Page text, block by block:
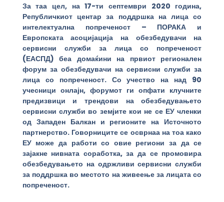
За таа цел, на 17-ти септември 2020 година,
Републичкиот центар за поддршка на лица со
интелектуална попреченост – ПОРАКА и
Европската асоцијација на обезбедувачи на
сервисни служби за лица со попреченост
(ЕАСПД) беа домаќини на првиот регионален
форум за обезбедувачи на сервисни служби за
лица со попреченост. Со учество на над 90
учесници онлајн, форумот ги опфати клучните
предизвици и трендови на обезбедувањето
сервисни служби во земјите кои не се ЕУ членки
од Западен Балкан и регионите на Источното
партнерство. Говорниците се осврнаа на тоа како
ЕУ може да работи со овие региони за да се
зајакне нивната соработка, за да се промовира
обезбедувањето на одржливи сервисни служби
за поддршка во местото на живеење за лицата со
попреченост.